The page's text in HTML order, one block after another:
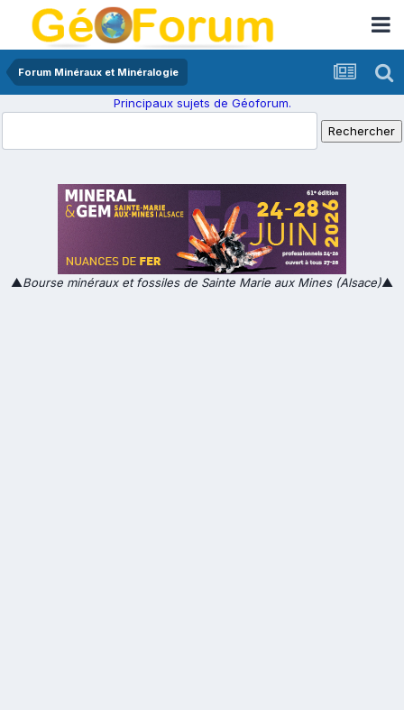
Forum Minéraux et Minéralogie
Principaux sujets de Géoforum.
▲Bourse minéraux et fossiles de Sainte Marie aux Mines (Alsace)▲